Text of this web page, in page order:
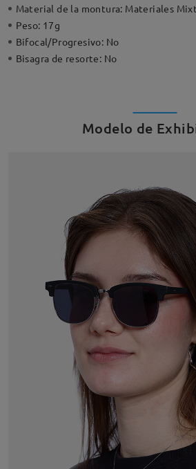
Material de la montura: Materiales
Peso: 17g
Bifocal/Progresivo: No
Bisagra de resorte: No
Modelo de